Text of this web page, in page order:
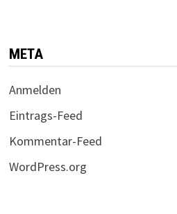
META
Anmelden
Eintrags-Feed
Kommentar-Feed
WordPress.org